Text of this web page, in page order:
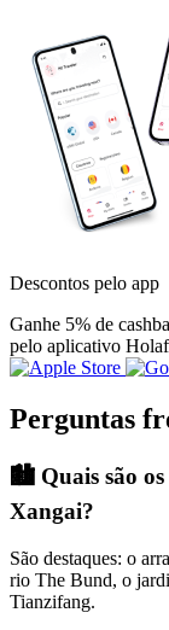
Descontos pelo app
Ganhe 5% de
pelo aplicativo
Perguntas
🏙️ Quais são os
Xangai?
São destaques: o
rio The Bund, o
Tianzifang.